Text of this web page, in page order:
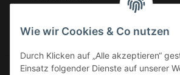
Abonnieren
Wie wir Cookies & Co nutzen
Durch Klicken auf „Alle akzeptieren“
Einsatz folgender Dienste auf unserer